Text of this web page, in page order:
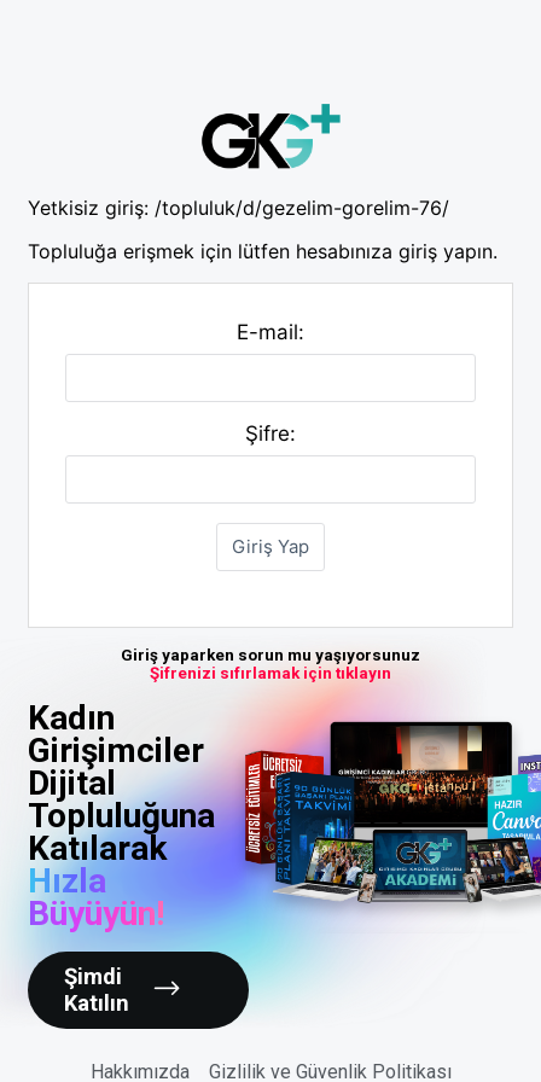
Yetkisiz giriş: /topluluk/d/gezelim-gorelim-76/
Topluluğa erişmek için lütfen hesabınıza giriş yapın.
E-mail:
Şifre:
Giriş yaparken sorun mu yaşıyorsunuz
Şifrenizi sıfırlamak için tıklayın
Kadın
Girişimciler
Dijital
Topluluğuna
Katılarak
Hızla
Büyüyün!
Şimdi
Katılın
Hakkımızda Gizlilik ve Güvenlik Politikası